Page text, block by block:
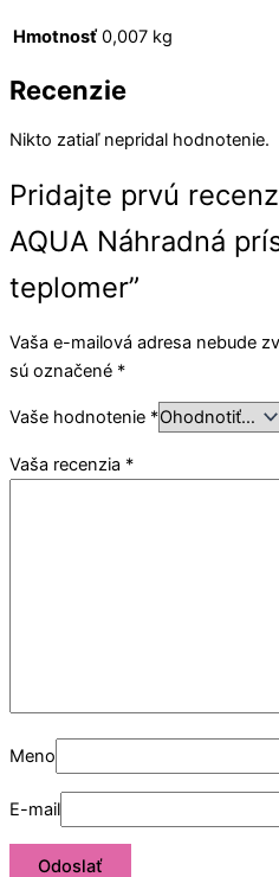
Hmotnosť 0,007 kg
Recenzie
Nikto zatiaľ nepridal hodnotenie.
Pridajte prvú
AQUA Náhradná
teplomer”
Vaša e-mailová adresa nebude
sú označené *
Vaše hodnotenie *
Vaša recenzia *
Meno
E-mail